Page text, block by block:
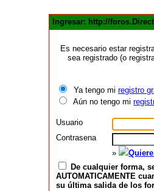
Ingresar: http://
Es necesario estar
sea registrado (o
Ya tengo miregistro
Aún no tengo mi
Usuario
Contrasena
»
De cualquier forma,
AUTOMATICAMENTE
su última salida de los